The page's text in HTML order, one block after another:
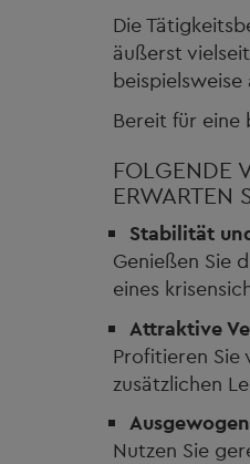
Die
äußerst
Bereit für eine
FOLGENDE
ERWARTEN
Stabilität
Genießen Sie
eines
Profitieren Sie
zusätzlichen
Nutzen Sie